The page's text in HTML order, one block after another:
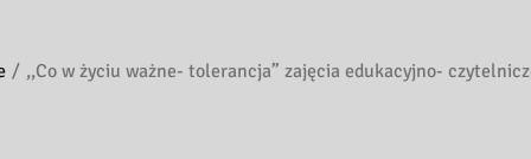
,,Co w życiu ważne- tolerancja” zajęcia edukacyjno-